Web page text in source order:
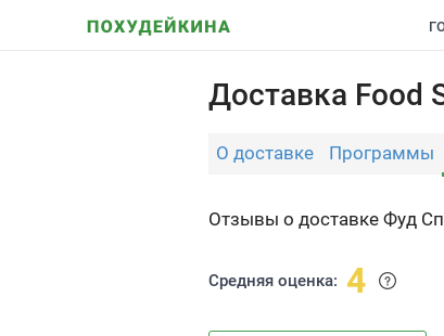
Доставка Food
О доставке Программы
Отзывы о доставке Фуд
Средняя оценка: 4